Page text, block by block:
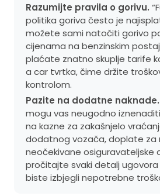
Razumijte pravila o gorivu.
politika goriva često je
možete sami natočiti gorivo
cijenama na benzinskim
plaćate znatno skuplje tarife
a car tvrtka, čime držite
kontrolom.
Pazite na dodatne naknade.
mogu vas neugodno
na kazne za zakašnjelo
dodatnog vozača, doplate za
neočekivane osiguravateljske
pročitajte svaki detalj ugovora
biste izbjegli nepotrebne